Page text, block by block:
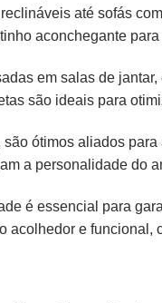
até sofás
aconchegante
em salas de
são ideais para
ótimos aliados
a personalidade do
é essencial para
acolhedor e